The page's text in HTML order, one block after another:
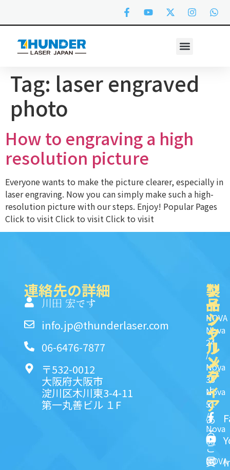
Tag: laser engraved
photo
How to engraving a high
resolution picture
Everyone wants to make the picture clearer, especially in
laser engraving. Now you can simply make such a high-
resolution picture with our steps. Enjoy! Popular Pages
Click to visit Click to visit Click to visit
連絡先の詳細
川田 宏です
info.jp@thunderlaser.com
06-6476-7877
〒532-0012
大阪府大阪市
淀川区木川東3-4-11
第一丸善ビル １F
製
品
NOVA
Nova
24
/
Nova
35
Nova
51
/
Nova
63
NOVA
ク
イ
ッ
ク
リ
ン
ク
よ
く
あ
る
ご
質
ソ
一
シ
ャ
ル
メ
デ
ィ
ア